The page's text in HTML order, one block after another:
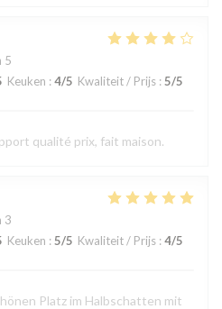
5
Keuken : 4/5 Kwaliteit / Prijs : 5/5
qualité prix, fait maison.
3
Keuken : 5/5 Kwaliteit / Prijs : 4/5
Platz im Halbschatten mit